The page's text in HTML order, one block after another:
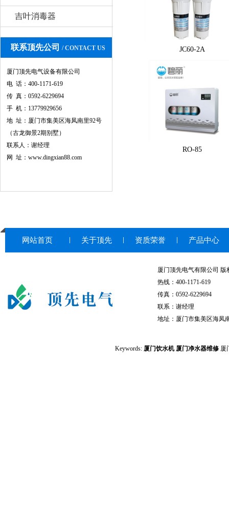
吉叶消毒器
联系顶先公司 / CONTACT US
厦门顶先电气设备有限公司
电 话：400-1171-619
传 真：0592-6229694
手 机：13779929656
地 址：厦门市集美区海凤南里92号
（古龙御景2期别墅）
联系人：谢经理
网 址：www.dingxian88.com
JC60-2A
RO-85
网站首页 关于顶先 资质荣誉 产品中心
厦门顶先电气有限公司 版
热线：400-1171-619
传真：0592-6229694
联系：谢经理
地址：厦门市集美区海凤
Keywords: 厦门饮水机 厦门净水器维修 厦